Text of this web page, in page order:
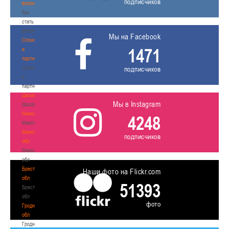
волонтером
Как
стать
волонтером
Спонсоры
и
партнеры
Спонсоры
и
партнеры
Школы
Школы
Минск
Минск
Минская
обл
Минская
обл
Брестская
обл
Брестская
обл
Гродненская
обл
Гродненская
Мы на Facebook
1471
подписчиков
Мы в Instagram
4248
подписчиков
Наши фото на Flickr.com
51393
фото